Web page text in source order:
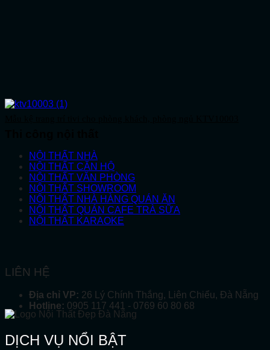
NỘI THẤT NHÀ
NỘI THẤT CĂN HỘ
NỘI THẤT VĂN PHÒNG
NỘI THẤT SHOWROOM
NỘI THẤT NHÀ HÀNG QUÁN ĂN
NỘI THẤT QUÁN CAFE TRÀ SỮA
NỘI THẤT KARAOKE
LIÊN HỆ
Địa chỉ VP: 26 Lý Chính Thắng, Liên Chiểu, Đà Nẵng
Hotline: 0905 117 441 - 0769 60 80 68
DỊCH VỤ NỔI BẬT